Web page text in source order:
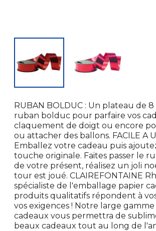
RUBAN BOLDUC : Un plateau de
ruban bolduc pour parfaire vos
claquement de doigt ou encore
ou attacher des ballons. FACILE A
Emballez votre cadeau puis
touche originale. Faites passer le
de votre présent, réalisez un joli
tour est joué. CLAIREFONTAINE
spécialiste de l'emballage papier
produits qualitatifs répondent à
vos exigences ! Notre large
cadeaux vous permettra de
beaux cadeaux tout au long de